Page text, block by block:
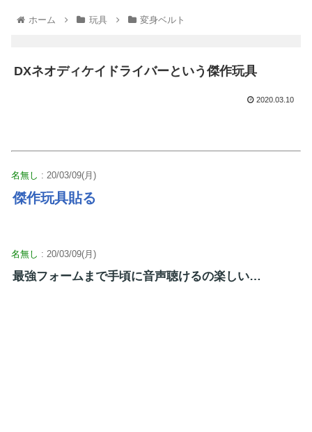
ホーム 玩具 変身ベルト
DXネオディケイドライバーという傑作玩具
2020.03.10
名無し : 20/03/09(月)
傑作玩具貼る
名無し : 20/03/09(月)
最強フォームまで手頃に音声聴けるの楽しい…